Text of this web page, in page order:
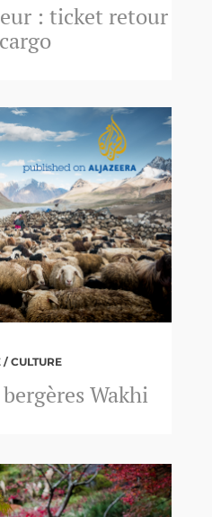
: ticket retour
/ CULTURE
Wakhi